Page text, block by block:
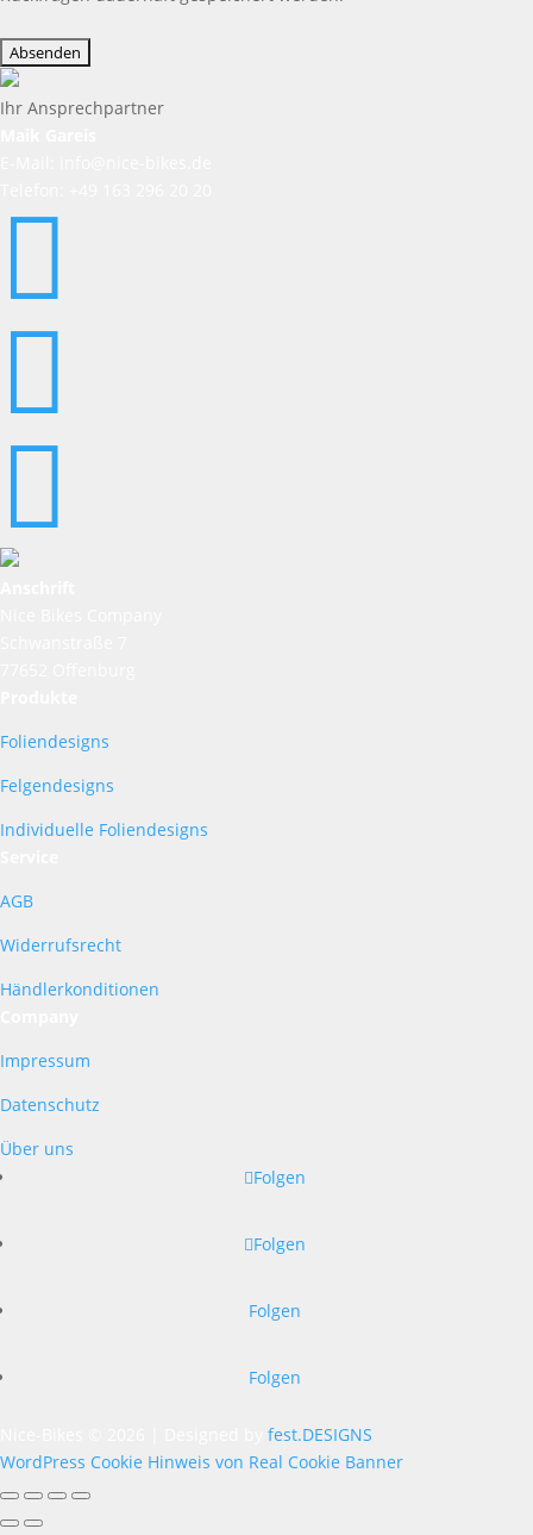
lasse
dieses
Feld
Ihr Ansprechpartner



Foliendesigns
Felgendesigns
Individuelle Foliendesigns
AGB
Widerrufsrecht
Händlerkonditionen
Impressum
Datenschutz
Über uns
Folgen
Folgen
Folgen
Folgen
fest.DESIGNS
WordPress Cookie Hinweis von Real Cookie Banner